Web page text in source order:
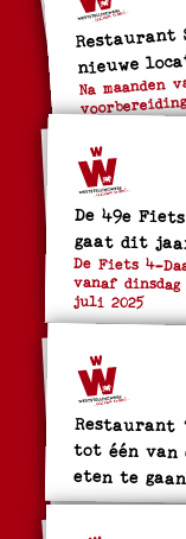
Restaurant
nieuwe
Na
De 49e
gaat dit
De Fiets 4-
vanaf dinsdag
juli 2025
Restaurant
tot één van
eten te